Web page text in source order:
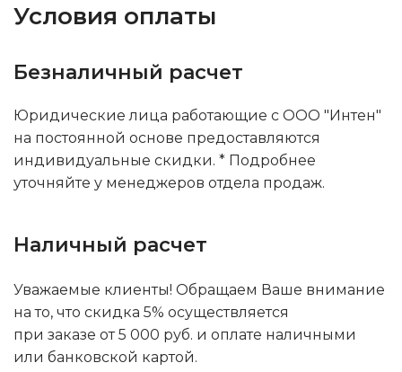
Условия оплаты
Безналичный расчет
Юридические лица работающие с ООО "Интен"
на постоянной основе предоставляются
индивидуальные скидки. * Подробнее
уточняйте у менеджеров отдела продаж.
Наличный расчет
Уважаемые клиенты! Обращаем Ваше внимание
на то, что скидка 5% осуществляется
при заказе от 5 000 руб. и оплате наличными
или банковской картой.